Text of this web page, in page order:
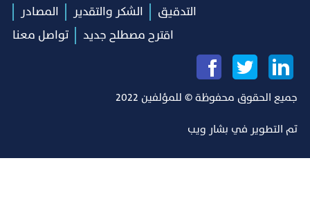
التدقيق
الشكر والتقدير
المصادر
اقترح مصطلح جديد
تواصل معنا
جميع الحقوق محفوظة © للمؤلفين 2022
تم التطوير في بشار ويب